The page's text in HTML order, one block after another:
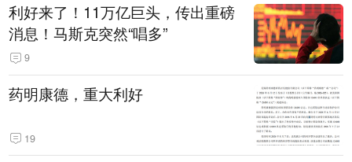
利好来了！11万亿巨头，传出重磅
消息！马斯克突然“唱多”
9
药明康德，重大利好
19